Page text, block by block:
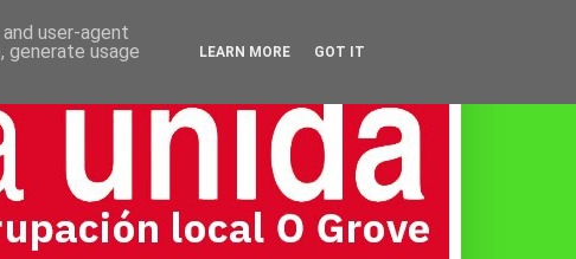
user-agent
generate usage
LEARN MORE GOT IT